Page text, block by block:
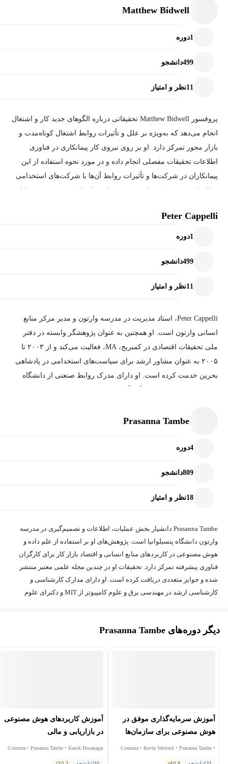
Matthew Bidwell
1دوره
499دانشجو
11نظر و امتیاز
پروفسور Matthew Bidwell تحقیقاتی درباره الگوهای جدید کار و اشتغال
انجام می‌دهد که به‌ویژه بر علل و تأثیرات روابط اشتغال کوتاه‌مدت و
بازار محور تمرکز دارد. او بر روی نیروی کار پیمانکاری در فناوری
اطلاعات تحقیقات مفصلی انجام داده و در مورد نحوه استفاده از این
پیمانکاران در شرکت‌ها و تأثیرات روابط آن‌ها با شرکت‌های استخدامی
Peter Cappelli
1دوره
499دانشجو
11نظر و امتیاز
Peter Cappelli، استاد مدیریت در مدرسه وارتون و مدیر مرکز منابع
انسانی وارتون است. او همچنین به عنوان پژوهشگر وابسته در دفتر
ملی تحقیقات اقتصادی در کمبریج، MA، فعالیت می‌کند و از ۲۰۰۳ تا
۲۰۰۵ به عنوان مشاور ارشد برای سیاست‌های استخدامی در پادشاهی
بحرین خدمت کرده است. او دارای مدرک روابط صنعتی از دانشگاه
Prasanna Tambe
4دوره
809دانشجو
18نظر و امتیاز
Prasanna Tambe دانشیار بخش عملیات، اطلاعات و تصمیم‌گیری در مدرسه
وارتون دانشگاه پنسیلوانیا است. پژوهش‌های او بر استفاده از علم داده و
هوش مصنوعی در کاربردهای منابع انسانی و اقتصاد بازار کار برای کارگران
فناوری پیشرفته تمرکز دارد. تحقیقات او در چندین مجله علمی معتبر منتشر
شده و جوایز متعددی دریافت کرده است. او دارای مدارک کارشناسی و
کارشناسی ارشد در مهندسی برق و علوم کامپیوتر از MIT و دکترای علوم
دیگر دوره‌های Prasanna Tambe
آموزش سرمایه‌گذاری موفق در
هوش مصنوعی برای سازمان‌ها
Coursera • Kevin Werbach • Prasanna Tambe •
آموزش کاربردهای هوش مصنوعی
در بازاریابی و مالی
Coursera • Prasanna Tambe • Kartik Hosanagar